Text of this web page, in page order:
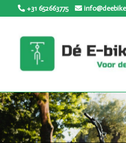
+31 652663775